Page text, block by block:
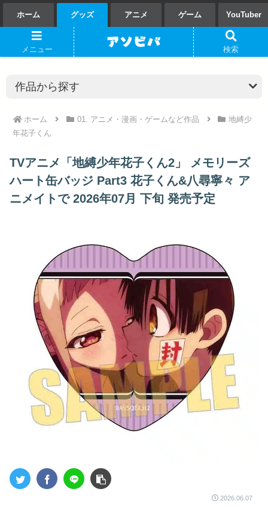
ホーム グッズ アニメ ゲーム YouTuber
ホーム 01. アニメ・漫画・ゲームなど作品
地縛少
年花子くん
TVアニメ「地縛少年花子くん2」 メモリーズ
ハート缶バッジ Part3 花子くん&八尋寧々 ア
ニメイトで 2026年07月 下旬 発売予定
2026.06.07
メニュー 検索